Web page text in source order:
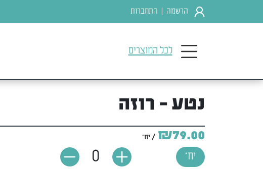
הרשמה התחברות
לכל המוצרים
נטע - רוזה
₪79.00 / יח'
יח' 0